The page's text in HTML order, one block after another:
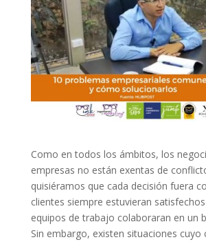
Como en todos los ámbitos, los
empresas no están exentas de
quisiéramos que cada decisión fuera
clientes siempre estuvieran
equipos de trabajo colaboraran en un
Sin embargo, existen situaciones cuyo